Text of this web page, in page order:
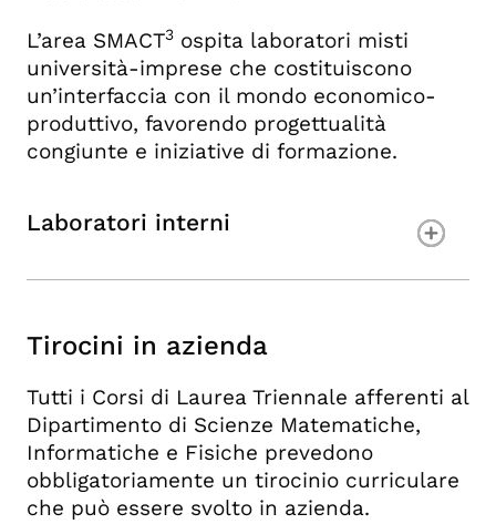
L’area SMACT3 ospita laboratori misti
università-imprese che costituiscono
un’interfaccia con il mondo economico-
produttivo, favorendo progettualità
congiunte e iniziative di formazione.
Laboratori interni
Tirocini in azienda
Tutti i Corsi di Laurea Triennale afferenti al
Dipartimento di Scienze Matematiche,
Informatiche e Fisiche prevedono
obbligatoriamente un tirocinio curriculare
che può essere svolto in azienda.